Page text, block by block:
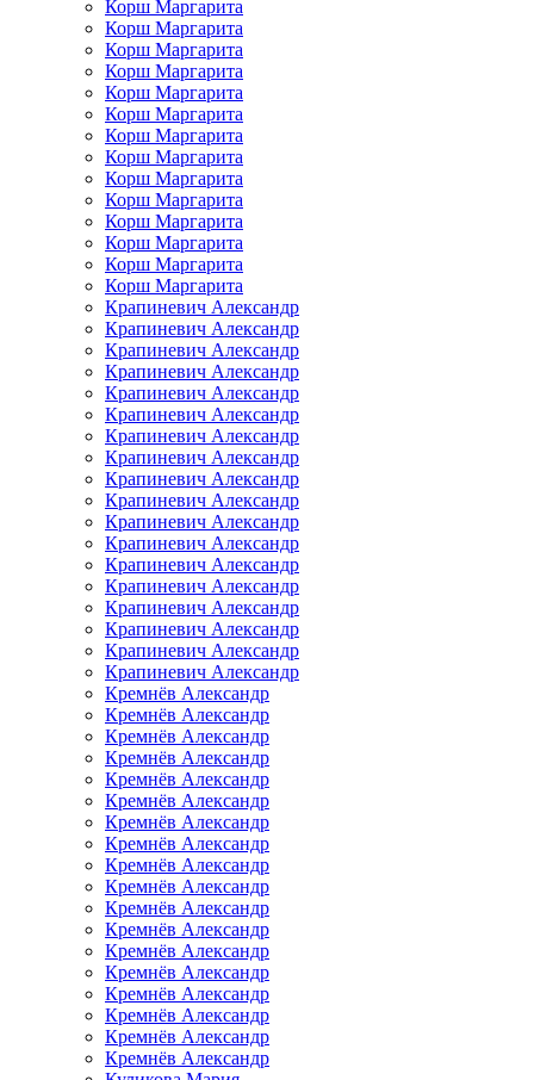
Корш Маргарита
Корш Маргарита
Корш Маргарита
Корш Маргарита
Корш Маргарита
Корш Маргарита
Корш Маргарита
Корш Маргарита
Корш Маргарита
Корш Маргарита
Корш Маргарита
Корш Маргарита
Корш Маргарита
Корш Маргарита
Крапиневич Александр
Крапиневич Александр
Крапиневич Александр
Крапиневич Александр
Крапиневич Александр
Крапиневич Александр
Крапиневич Александр
Крапиневич Александр
Крапиневич Александр
Крапиневич Александр
Крапиневич Александр
Крапиневич Александр
Крапиневич Александр
Крапиневич Александр
Крапиневич Александр
Крапиневич Александр
Крапиневич Александр
Крапиневич Александр
Кремнёв Александр
Кремнёв Александр
Кремнёв Александр
Кремнёв Александр
Кремнёв Александр
Кремнёв Александр
Кремнёв Александр
Кремнёв Александр
Кремнёв Александр
Кремнёв Александр
Кремнёв Александр
Кремнёв Александр
Кремнёв Александр
Кремнёв Александр
Кремнёв Александр
Кремнёв Александр
Кремнёв Александр
Кремнёв Александр